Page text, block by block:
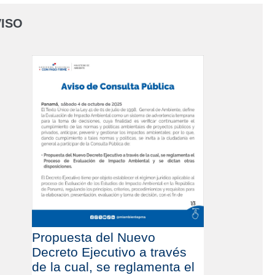
Propuesta del Nuevo
Decreto Ejecutivo a través
de la cual, se reglamenta el